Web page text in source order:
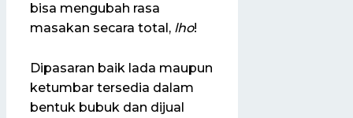
bisa mengubah rasa
masakan secara total, lho!
Dipasaran baik lada maupun
ketumbar tersedia dalam
bentuk bubuk dan dijual